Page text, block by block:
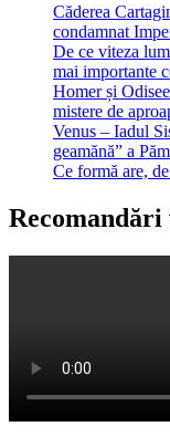
Căderea
condamnat
De ce viteza
mai importante
Homer și
mistere de
Venus – Iadul
geamănă” a
Ce formă are,
Recomandări